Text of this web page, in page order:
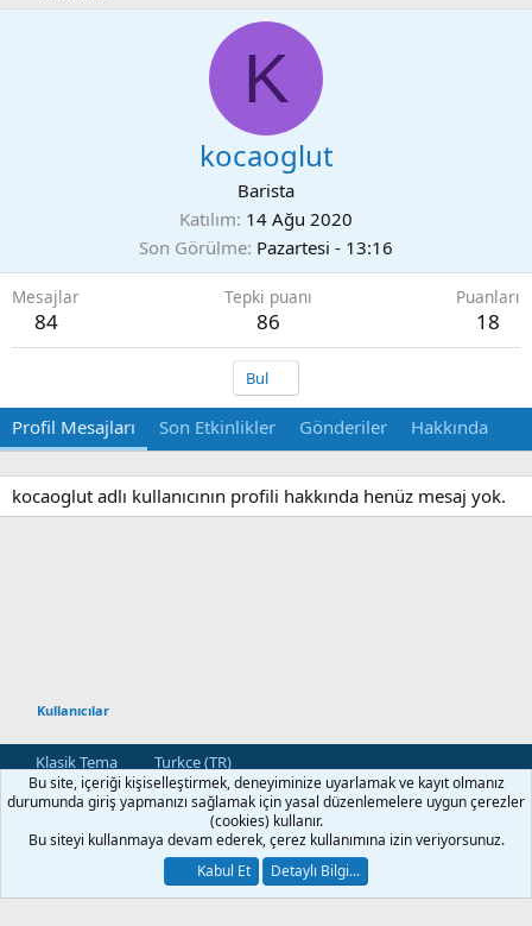
K
kocaoglut
Barista
Katılım 14 Ağu 2020
Son Görülme Pazartesi - 13:16
Mesajlar
84
Tepki puanı
86
Puanları
18
Bul
Profil Mesajları Son Etkinlikler Gönderiler Hakkında
kocaoglut adlı kullanıcının profili hakkında henüz mesaj yok.
Kullanıcılar
Klasik Tema
Turkce (TR)
Bize Ulaşın
Kullanım ve Şartlar Gizlilik Politikası
Yardım
R
S
Community platform by XenForo® © 2010-2026 XenForo Ltd.
[XGT] Forum statistics system- XenGenTr
Bu site, içeriği kişiselleştirmek, deneyiminize uyarlamak ve kayıt olmanız
durumunda giriş yapmanızı sağlamak için yasal düzenlemelere uygun çerezler
(cookies) kullanır.
Bu siteyi kullanmaya devam ederek, çerez kullanımına izin veriyorsunuz.
Kabul Et
Detaylı Bilgi...